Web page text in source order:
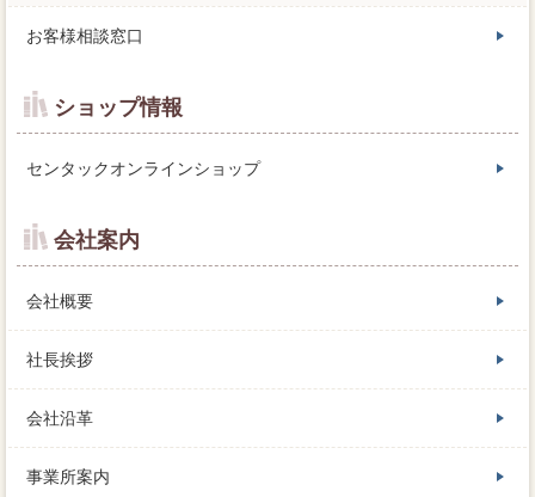
お客様相談窓口
ショップ情報
センタックオンラインショップ
会社案内
会社概要
社長挨拶
会社沿革
事業所案内